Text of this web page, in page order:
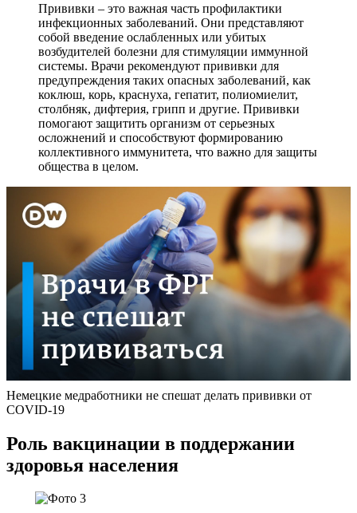
Прививки – это важная часть профилактики
инфекционных заболеваний. Они представляют
собой введение ослабленных или убитых
возбудителей болезни для стимуляции иммунной
системы. Врачи рекомендуют прививки для
предупреждения таких опасных заболеваний, как
коклюш, корь, краснуха, гепатит, полиомиелит,
столбняк, дифтерия, грипп и другие. Прививки
помогают защитить организм от серьезных
осложнений и способствуют формированию
коллективного иммунитета, что важно для защиты
общества в целом.
Немецкие медработники не спешат делать прививки от
COVID-19
Роль вакцинации в поддержании
здоровья населения